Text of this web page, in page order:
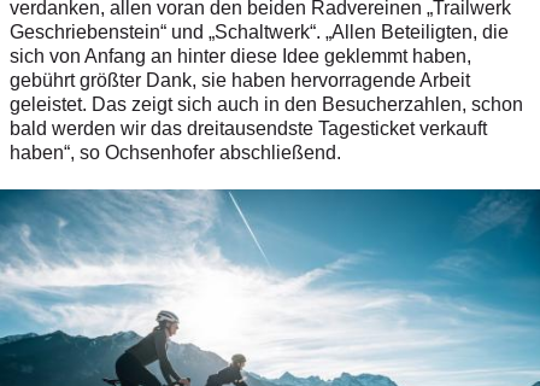
verdanken, allen voran den beiden Radvereinen „Trailwerk
Geschriebenstein“ und „Schaltwerk“. „Allen Beteiligten, die
sich von Anfang an hinter diese Idee geklemmt haben,
gebührt größter Dank, sie haben hervorragende Arbeit
geleistet. Das zeigt sich auch in den Besucherzahlen, schon
bald werden wir das dreitausendste Tagesticket verkauft
haben“, so Ochsenhofer abschließend.